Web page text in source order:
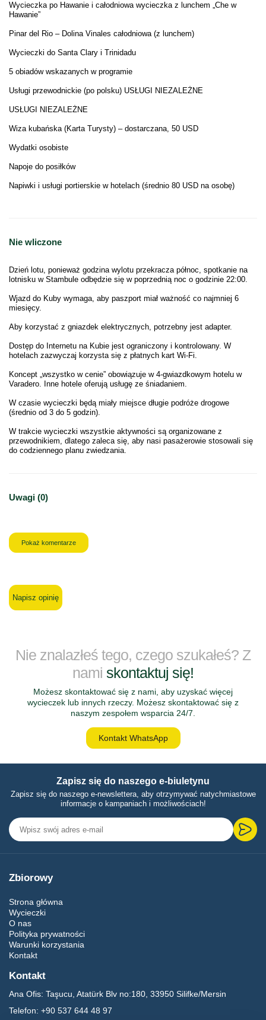
Wycieczka po Hawanie i całodniowa wycieczka z lunchem „Che w
Hawanie”
Pinar del Rio – Dolina Vinales całodniowa (z lunchem)
Wycieczki do Santa Clary i Trinidadu
5 obiadów wskazanych w programie
Usługi przewodnickie (po polsku) USŁUGI NIEZALEŻNE
USŁUGI NIEZALEŻNE
Wiza kubańska (Karta Turysty) – dostarczana, 50 USD
Wydatki osobiste
Napoje do posiłków
Napiwki i usługi portierskie w hotelach (średnio 80 USD na osobę)
Nie wliczone
Dzień lotu, ponieważ godzina wylotu przekracza północ, spotkanie na
lotnisku w Stambule odbędzie się w poprzednią noc o godzinie 22:00.
Wjazd do Kuby wymaga, aby paszport miał ważność co najmniej 6
miesięcy.
Aby korzystać z gniazdek elektrycznych, potrzebny jest adapter.
Dostęp do Internetu na Kubie jest ograniczony i kontrolowany. W
hotelach zazwyczaj korzysta się z płatnych kart Wi-Fi.
Koncept „wszystko w cenie” obowiązuje w 4-gwiazdkowym hotelu w
Varadero. Inne hotele oferują usługę ze śniadaniem.
W czasie wycieczki będą miały miejsce długie podróże drogowe
(średnio od 3 do 5 godzin).
W trakcie wycieczki wszystkie aktywności są organizowane z
przewodnikiem, dlatego zaleca się, aby nasi pasażerowie stosowali się
do codziennego planu zwiedzania.
Uwagi (0)
Pokaż komentarze
Napisz opinię
Nie znalazłeś tego, czego szukałeś? Z
nami skontaktuj się!
Możesz skontaktować się z nami, aby uzyskać więcej
wycieczek lub innych rzeczy. Możesz skontaktować się z
naszym zespołem wsparcia 24/7.
Kontakt WhatsApp
Zapisz się do naszego e-biuletynu
Zapisz się do naszego e-newslettera, aby otrzymywać natychmiastowe
informacje o kampaniach i możliwościach!
Zbiorowy
Strona główna
Wycieczki
O nas
Polityka prywatności
Warunki korzystania
Kontakt
Kontakt
Ana Ofis: Taşucu, Atatürk Blv no:180, 33950 Silifke/Mersin
Telefon: +90 537 644 48 97